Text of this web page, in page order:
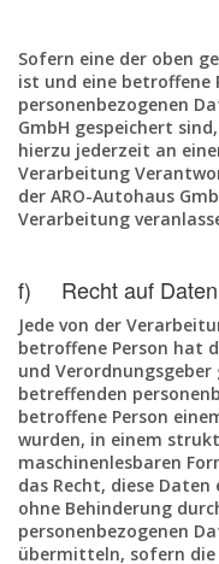
Sofern eine der oben
ist und eine betroffene
personenbezogenen
GmbH gespeichert
hierzu jederzeit an
Verarbeitung
der ARO-Autohaus
Verarbeitung
f) Recht auf
Jede von der
betroffene Person hat
und
betreffenden
betroffene Person
wurden, in einem
maschinenlesbaren
das Recht, diese
ohne Behinderung
personenbezogenen
übermitteln, sofern